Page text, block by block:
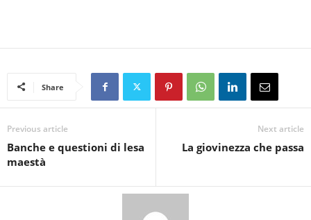
Share
Previous article
Banche e questioni di lesa
maestà
Next article
La giovinezza che passa